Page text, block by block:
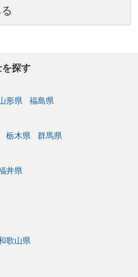
探す
形県 福島県
栃木県 群馬県
井県
歌山県